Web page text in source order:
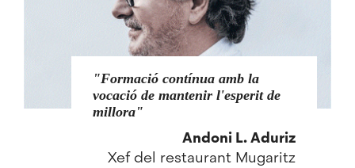
Formació contínua amb la
vocació de mantenir l'esperit de
millora
Andoni L. Aduriz
Xef del restaurant Mugaritz